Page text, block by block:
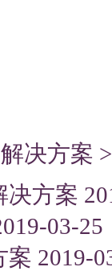
解决方案
决方案
03-25
案 2019-